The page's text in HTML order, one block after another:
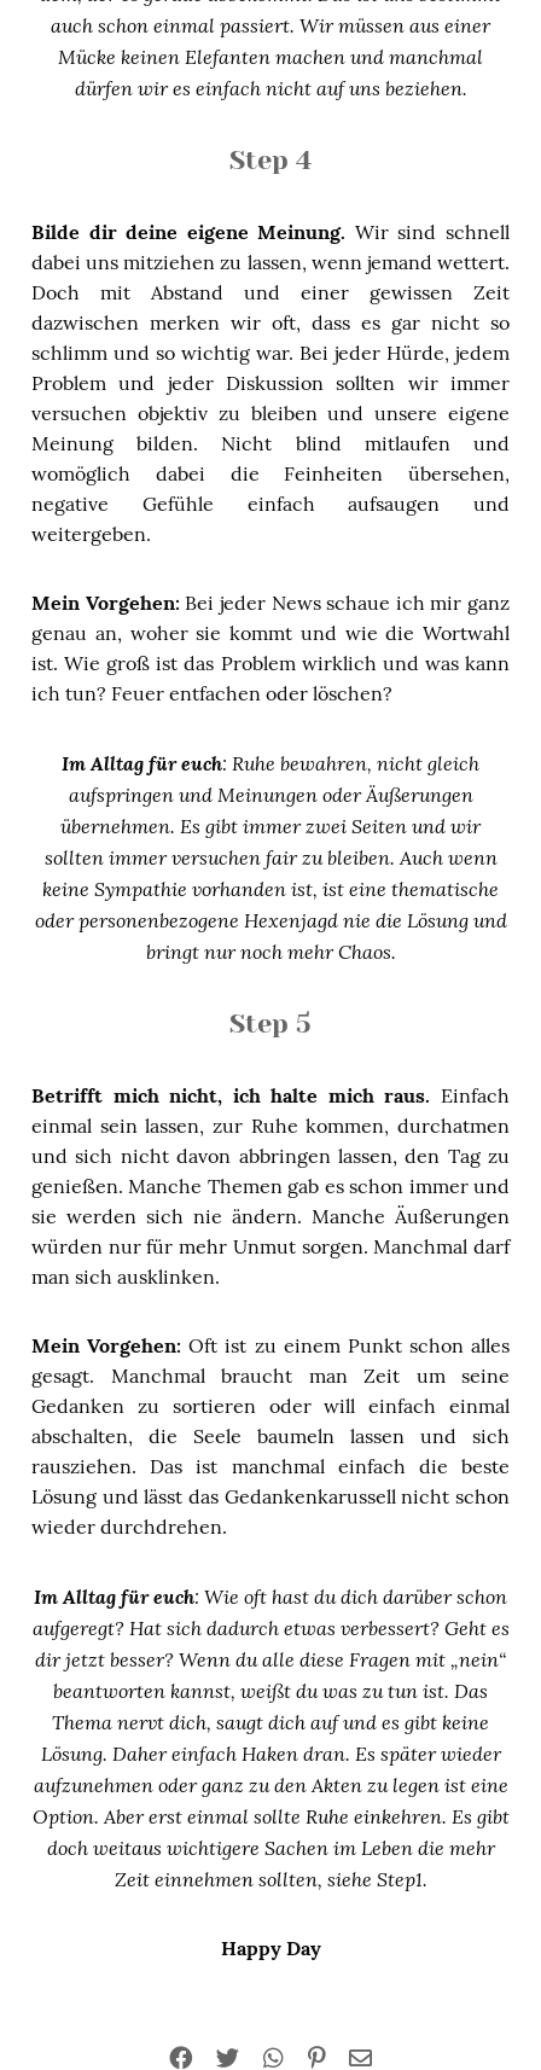
auch schon einmal passiert. Wir müssen aus einer
Mücke keinen Elefanten machen und manchmal
dürfen wir es einfach nicht auf uns beziehen.
Step 4
Bilde dir deine eigene Meinung. Wir sind schnell
dabei uns mitziehen zu lassen, wenn jemand wettert.
Doch mit Abstand und einer gewissen Zeit
dazwischen merken wir oft, dass es gar nicht so
schlimm und so wichtig war. Bei jeder Hürde, jedem
Problem und jeder Diskussion sollten wir immer
versuchen objektiv zu bleiben und unsere eigene
Meinung bilden. Nicht blind mitlaufen und
womöglich dabei die Feinheiten übersehen,
negative Gefühle einfach aufsaugen und
weitergeben.
Mein Vorgehen: Bei jeder News schaue ich mir ganz
genau an, woher sie kommt und wie die Wortwahl
ist. Wie groß ist das Problem wirklich und was kann
ich tun? Feuer entfachen oder löschen?
Im Alltag für euch: Ruhe bewahren, nicht gleich
aufspringen und Meinungen oder Äußerungen
übernehmen. Es gibt immer zwei Seiten und wir
sollten immer versuchen fair zu bleiben. Auch wenn
keine Sympathie vorhanden ist, ist eine thematische
oder personenbezogene Hexenjagd nie die Lösung und
bringt nur noch mehr Chaos.
Step 5
Betrifft mich nicht, ich halte mich raus. Einfach
einmal sein lassen, zur Ruhe kommen, durchatmen
und sich nicht davon abbringen lassen, den Tag zu
genießen. Manche Themen gab es schon immer und
sie werden sich nie ändern. Manche Äußerungen
würden nur für mehr Unmut sorgen. Manchmal darf
man sich ausklinken.
Mein Vorgehen: Oft ist zu einem Punkt schon alles
gesagt. Manchmal braucht man Zeit um seine
Gedanken zu sortieren oder will einfach einmal
abschalten, die Seele baumeln lassen und sich
rausziehen. Das ist manchmal einfach die beste
Lösung und lässt das Gedankenkarussell nicht schon
wieder durchdrehen.
Im Alltag für euch: Wie oft hast du dich darüber schon
aufgeregt? Hat sich dadurch etwas verbessert? Geht es
dir jetzt besser? Wenn du alle diese Fragen mit „nein“
beantworten kannst, weißt du was zu tun ist. Das
Thema nervt dich, saugt dich auf und es gibt keine
Lösung. Daher einfach Haken dran. Es später wieder
aufzunehmen oder ganz zu den Akten zu legen ist eine
Option. Aber erst einmal sollte Ruhe einkehren. Es gibt
doch weitaus wichtigere Sachen im Leben die mehr
Zeit einnehmen sollten, siehe Step1.
Happy Day